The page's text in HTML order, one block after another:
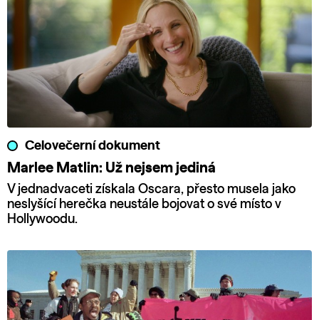
Celovečerní dokument
Marlee Matlin: Už nejsem jediná
V jednadvaceti získala Oscara, přesto musela jako
neslyšící herečka neustále bojovat o své místo v
Hollywoodu.